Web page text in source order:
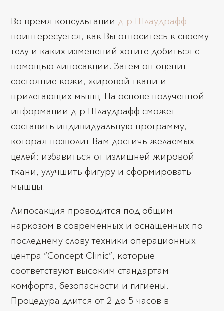
Во время консультации д-р Шлаудрафф
поинтересуется, как Вы относитесь к своему
телу и каких изменений хотите добиться с
помощью липосакции. Затем он оценит
состояние кожи, жировой ткани и
прилегающих мышц. На основе полученной
информации д-р Шлаудрафф сможет
составить индивидуальную программу,
которая позволит Вам достичь желаемых
целей: избавиться от излишней жировой
ткани, улучшить фигуру и сформировать
мышцы.
Липосакция проводится под общим
наркозом в современных и оснащенных по
последнему слову техники операционных
центра “Concept Clinic”, которые
соответствуют высоким стандартам
комфорта, безопасности и гигиены.
Процедура длится от 2 до 5 часов в